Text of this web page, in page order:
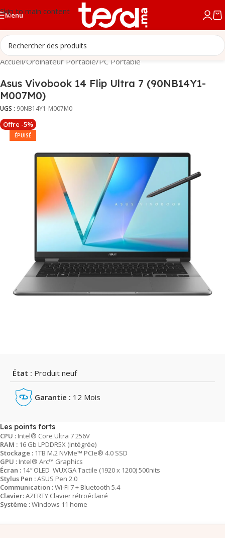
Skip to main content
Menu
Accueil/Ordinateur Portable/PC Portable
Asus Vivobook 14 Flip Ultra 7 (90NB14Y1-
M007M0)
UGS : 90NB14Y1-M007M0
Offre -5%
ÉPUISÉ
État : Produit neuf
Garantie : 12 Mois
Les points forts
CPU : Intel® Core Ultra 7 256V
RAM : 16 Gb LPDDR5X (intégrée)
Stockage : 1TB M.2 NVMe™ PCIe® 4.0 SSD
GPU : Intel® Arc™ Graphics
Écran : 14″ OLED WUXGA Tactile (1920 x 1200) 500nits
Stylus Pen :ASUS Pen 2.0
Communication :Wi-Fi 7 + Bluetooth 5.4
Clavier:AZERTY Clavier rétroéclairé
Système :Windows 11 home